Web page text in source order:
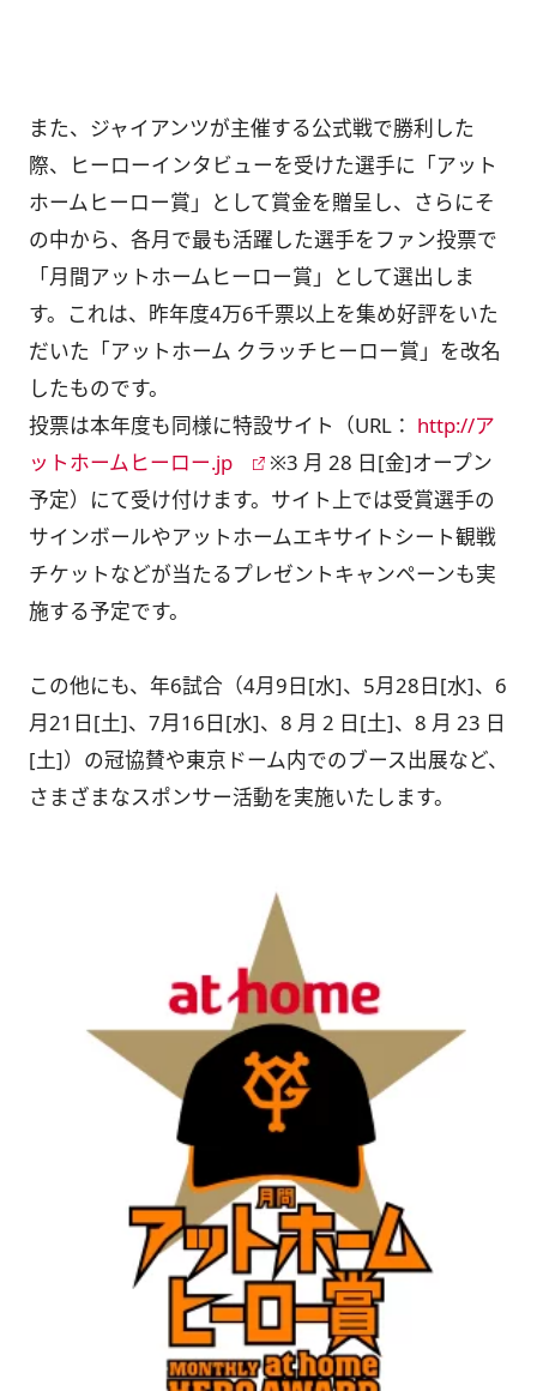
また、ジャイアンツが主催する公式戦で勝利した
際、ヒーローインタビューを受けた選手に「アット
ホームヒーロー賞」として賞金を贈呈し、さらにそ
の中から、各月で最も活躍した選手をファン投票で
「月間アットホームヒーロー賞」として選出しま
す。これは、昨年度4万6千票以上を集め好評をいた
だいた「アットホーム クラッチヒーロー賞」を改名
したものです。
投票は本年度も同様に特設サイト（URL： http://ア
ットホームヒーロー.jp
※3 月 28 日[金]オープン
予定）にて受け付けます。サイト上では受賞選手の
サインボールやアットホームエキサイトシート観戦
チケットなどが当たるプレゼントキャンペーンも実
施する予定です。
この他にも、年6試合（4月9日[水]、5月28日[水]、6
月21日[土]、7月16日[水]、8 月 2 日[土]、8 月 23 日
[土]）の冠協賛や東京ドーム内でのブース出展など、
さまざまなスポンサー活動を実施いたします。